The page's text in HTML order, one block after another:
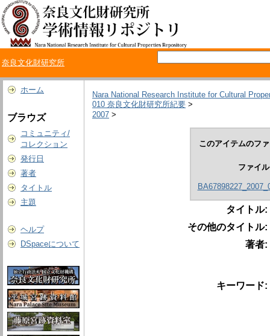
奈良文化財研究所
ホーム
ブラウズ
コミュニティ/
コレクション
発行日
著者
タイトル
主題
ヘルプ
DSpaceについて
Nara National Research Institute for Cultural
010 奈良文化財研究所紀要 >
2007 >
このアイテムのフ
ファイル
タイトル:
その他のタイトル:
著者:
キーワード: